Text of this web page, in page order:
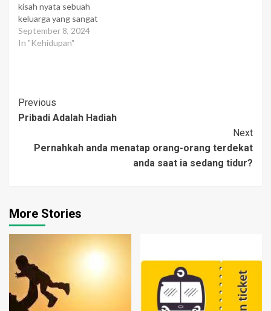
kisah nyata sebuah
keluarga yang sangat
miskin, yang memiliki
seorang anak laki-laki.
bersusah payah seorang
membesarkan anaknya,
listrik. Saat membaca…
September 8, 2024
In "Kehidupan"
Post
Navigation
Previous
Pribadi Adalah Hadiah
Next
Pernahkah anda menatap orang-orang terdekat
anda saat ia sedang tidur?
More Stories